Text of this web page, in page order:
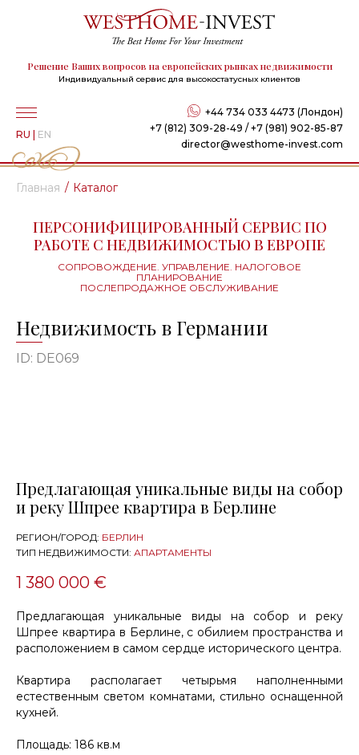
Решение Ваших вопросов на европейских рынках недвижимости
Индивидуальный сервис для высокостатусных клиентов
+44 734 033 4473 (Лондон)
+7 (812) 309-28-49 / +7 (981) 902-85-87
director@westhome-invest.com
RU | EN
Главная Каталог
ПЕРСОНИФИЦИРОВАННЫЙ СЕРВИС ПО
РАБОТЕ С НЕДВИЖИМОСТЬЮ В ЕВРОПЕ
СОПРОВОЖДЕНИЕ. УПРАВЛЕНИЕ. НАЛОГОВОЕ
ПЛАНИРОВАНИЕ
ПОСЛЕПРОДАЖНОЕ ОБСЛУЖИВАНИЕ
Недвижимость в Германии
ID: DE069
Предлагающая уникальные виды на собор
и реку Шпрее квартира в Берлине
РЕГИОН/ГОРОД: БЕРЛИН
ТИП НЕДВИЖИМОСТИ: АПАРТАМЕНТЫ
1 380 000 €
Предлагающая уникальные виды на собор и реку
Шпрее квартира в Берлине, с обилием пространства и
расположением в самом сердце исторического центра.
Квартира располагает четырьмя наполненными
естественным светом комнатами, стильно оснащенной
кухней.
Площадь: 186 кв.м